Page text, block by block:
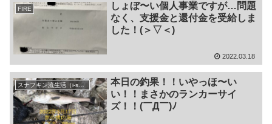
FIRE
しょぼ〜い個人事業ですが…問題
なく、支援金と還付金を受給しま
した！(＞▽＜)
2022.03.18
スナフキン流生活（i-smart・DIY・FIRE等 雑記)
本日の釣果！！いやっほ〜い
い！！まさかのランカーサイ
ズ！！(￣Д￣)ﾉ